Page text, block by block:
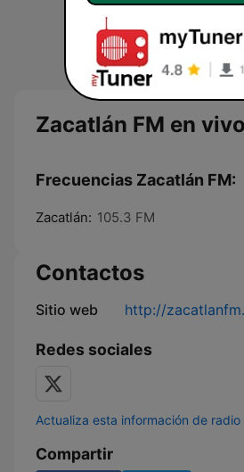
Zacatlán FM en vivo
Frecuencias Zacatlán FM:
Zacatlán: 105.3 FM
Contactos
Sitio web http://
Redes sociales
Actualiza esta información de radio
Compartir